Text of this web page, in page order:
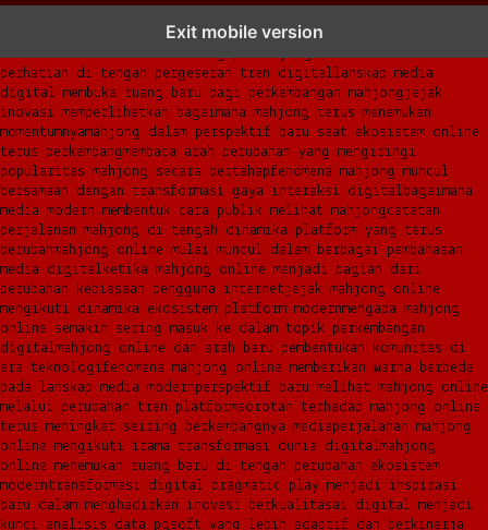
Exit mobile version
dari komunitas hingga platform mahjong membangun
narasi baru di era modernmengapa mahjong kembali mencuri
perhatian di tengah pergeseran tren digitallanskap media
digital membuka ruang baru bagi perkembangan mahjongjejak
inovasi memperlihatkan bagaimana mahjong terus menemukan
momentumnyamahjong dalam perspektif baru saat ekosistem online
terus berkembangmembaca arah perubahan yang mengiringi
popularitas mahjong secara bertahapfenomena mahjong muncul
bersamaan dengan transformasi gaya interaksi digitalbagaimana
media modern membentuk cara publik melihat mahjongcatatan
perjalanan mahjong di tengah dinamika platform yang terus
berubahmahjong online mulai muncul dalam berbagai pembahasan
media digitalketika mahjong online menjadi bagian dari
perubahan kebiasaan pengguna internetjejak mahjong online
mengikuti dinamika ekosistem platform modernmengapa mahjong
online semakin sering masuk ke dalam topik perkembangan
digitalmahjong online dan arah baru pembentukan komunitas di
era teknologifenomena mahjong online memberikan warna berbeda
pada lanskap media modernperspektif baru melihat mahjong online
melalui perubahan tren platformsorotan terhadap mahjong online
terus meningkat seiring berkembangnya mediaperjalanan mahjong
online mengikuti irama transformasi dunia digitalmahjong
online menemukan ruang baru di tengah perubahan ekosistem
moderntransformasi digital pragmatic play menjadi inspirasi
baru dalam menghadirkan inovasi berkualitasai digital menjadi
kunci analisis data pgsoft yang lebih adaptif dan berkinerja